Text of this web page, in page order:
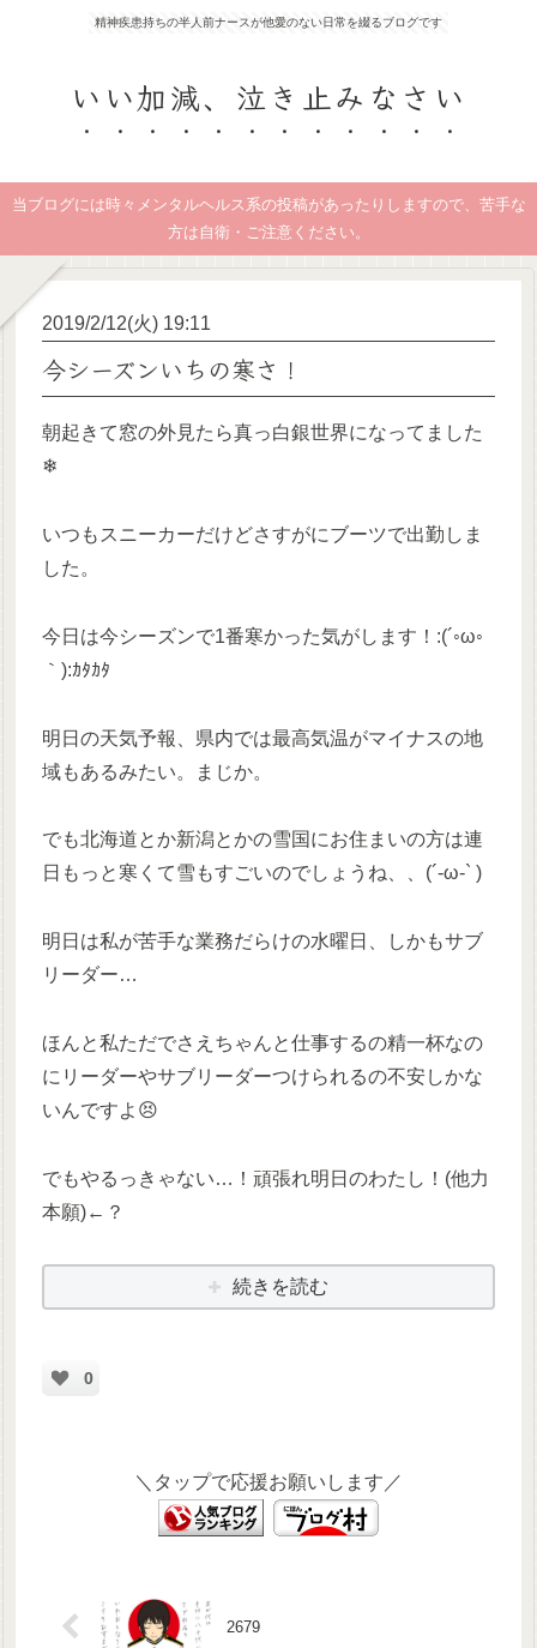
精神疾患持ちの半人前ナースが他愛のない日常を綴るブログです
いい加減、泣き止みなさい
当ブログには時々メンタルヘルス系の投稿があったりしますので、苦手な
方は自衛・ご注意ください。
2019/2/12(火) 19:11
今シーズンいちの寒さ！
朝起きて窓の外見たら真っ白銀世界になってました
❄
いつもスニーカーだけどさすがにブーツで出勤しま
した。
今日は今シーズンで1番寒かった気がします！:(´◦ω◦
｀):ｶﾀｶﾀ
明日の天気予報、県内では最高気温がマイナスの地
域もあるみたい。まじか。
でも北海道とか新潟とかの雪国にお住まいの方は連
日もっと寒くて雪もすごいのでしょうね、、(´-ω-` )
明日は私が苦手な業務だらけの水曜日、しかもサブ
リーダー…
ほんと私ただでさえちゃんと仕事するの精一杯なの
にリーダーやサブリーダーつけられるの不安しかな
いんですよ😣
でもやるっきゃない…！頑張れ明日のわたし！(他力
本願)←？
続きを読む
0
＼タップで応援お願いします／
2679